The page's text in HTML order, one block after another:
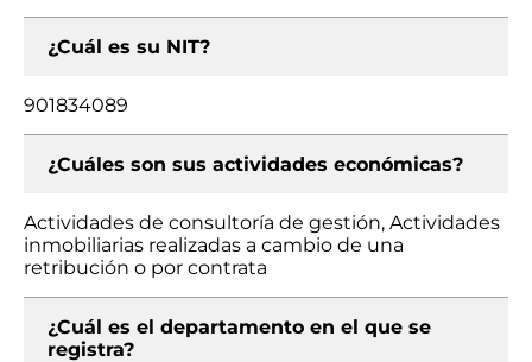
¿Cuál es su NIT?
901834089
¿Cuáles son sus actividades económicas?
Actividades de consultoría de gestión, Actividades
inmobiliarias realizadas a cambio de una
retribución o por contrata
¿Cuál es el departamento en el que se
registra?